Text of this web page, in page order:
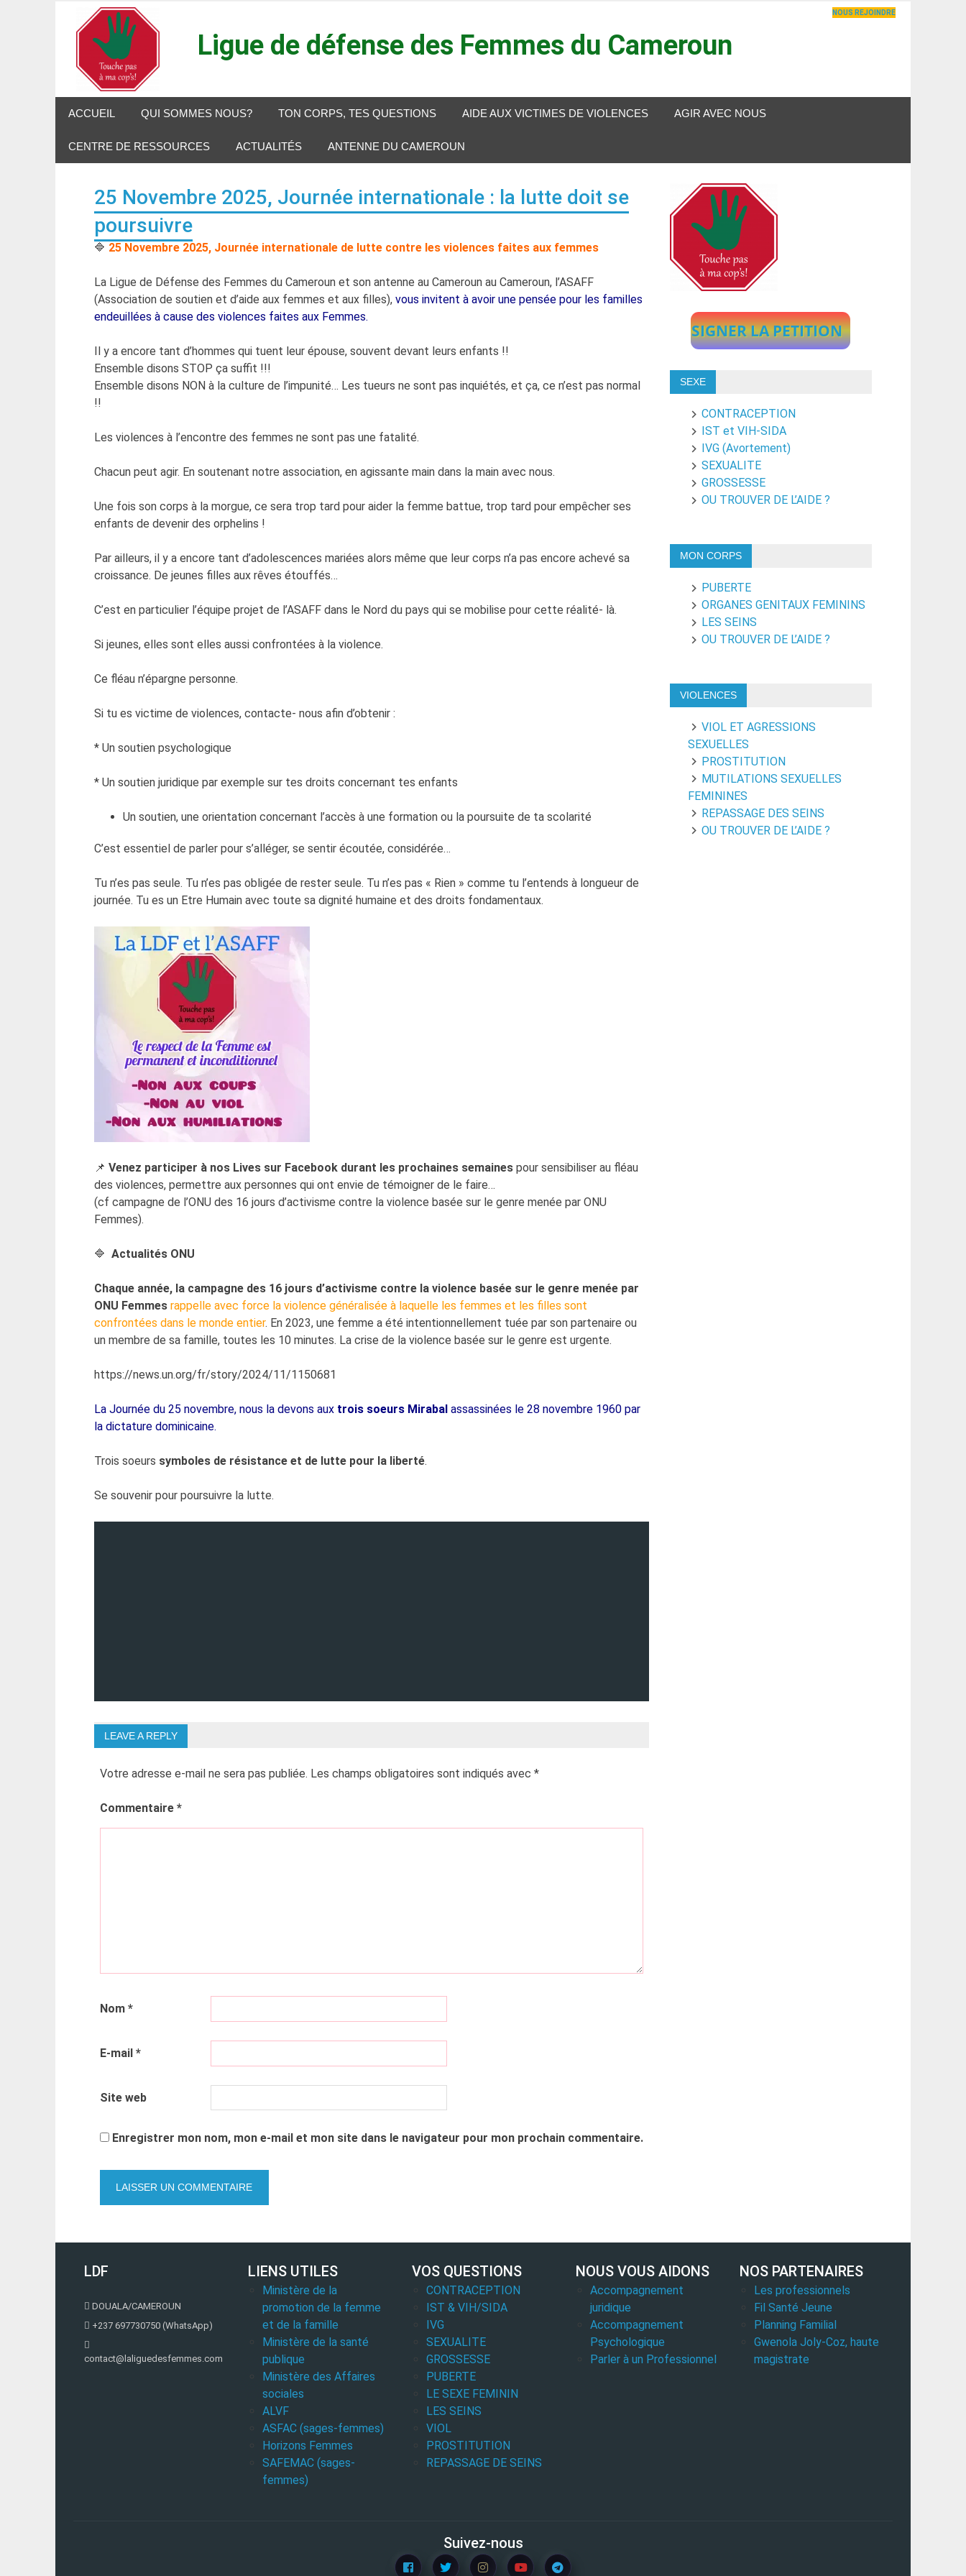
content
Ligue de défense des Femmes du Cameroun
Stop aux Violences
NOUS REJOINDRE
ACCUEIL QUI SOMMES NOUS? TON CORPS, TES QUESTIONS AIDE AUX VICTIMES DE VIOLENCES AGIR AVEC NOUS
CENTRE DE RESSOURCES ACTUALITÉS ANTENNE DU CAMEROUN
25 Novembre 2025, Journée internationale : la lutte doit se
poursuivre
🔷 25 Novembre 2025, Journée internationale de lutte contre les violences faites aux femmes
La Ligue de Défense des Femmes du Cameroun et son antenne au Cameroun au Cameroun, l’ASAFF
(Association de soutien et d’aide aux femmes et aux filles), vous invitent à avoir une pensée pour les familles
endeuillées à cause des violences faites aux Femmes.
Il y a encore tant d’hommes qui tuent leur épouse, souvent devant leurs enfants !!
Ensemble disons STOP ça suffit !!!
Ensemble disons NON à la culture de l’impunité… Les tueurs ne sont pas inquiétés, et ça, ce n’est pas normal
!!
Les violences à l’encontre des femmes ne sont pas une fatalité.
Chacun peut agir. En soutenant notre association, en agissante main dans la main avec nous.
Une fois son corps à la morgue, ce sera trop tard pour aider la femme battue, trop tard pour empêcher ses
enfants de devenir des orphelins !
Par ailleurs, il y a encore tant d’adolescences mariées alors même que leur corps n’a pas encore achevé sa
croissance. De jeunes filles aux rêves étouffés…
C’est en particulier l’équipe projet de l’ASAFF dans le Nord du pays qui se mobilise pour cette réalité- là.
Si jeunes, elles sont elles aussi confrontées à la violence.
Ce fléau n’épargne personne.
Si tu es victime de violences, contacte- nous afin d’obtenir :
* Un soutien psychologique
* Un soutien juridique par exemple sur tes droits concernant tes enfants
Un soutien, une orientation concernant l’accès à une formation ou la poursuite de ta scolarité
C’est essentiel de parler pour s’alléger, se sentir écoutée, considérée…
Tu n’es pas seule. Tu n’es pas obligée de rester seule. Tu n’es pas « Rien » comme tu l’entends à longueur de
journée. Tu es un Etre Humain avec toute sa dignité humaine et des droits fondamentaux.
📌 Venez participer à nos Lives sur Facebook durant les prochaines semainespour sensibiliser au fléau
des violences, permettre aux personnes qui ont envie de témoigner de le faire…
(cf campagne de l’ONU des 16 jours d’activisme contre la violence basée sur le genre menée par ONU
Femmes).
🔷 Actualités ONU
Chaque année, la campagne des 16 jours d’activisme contre la violence basée sur le genre menée par
ONU Femmesrappelle avec force la violence généralisée à laquelle les femmes et les filles sont
confrontées dans le monde entier. En 2023, une femme a été intentionnellement tuée par son partenaire ou
un membre de sa famille, toutes les 10 minutes. La crise de la violence basée sur le genre est urgente.
https://news.un.org/fr/story/2024/11/1150681
La Journée du 25 novembre, nous la devons aux trois soeurs Mirabal assassinées le 28 novembre 1960 par
la dictature dominicaine.
Trois soeurs symboles de résistance et de lutte pour la liberté.
Se souvenir pour poursuivre la lutte.
LEAVE A REPLY
Votre adresse e-mail ne sera pas publiée. Les champs obligatoires sont indiqués avec *
Commentaire *
Nom *
E-mail *
Site web
Enregistrer mon nom, mon e-mail et mon site dans le navigateur pour mon prochain commentaire.
SIGNER LA PETITION
SEXE
CONTRACEPTION
IST et VIH-SIDA
IVG (Avortement)
SEXUALITE
GROSSESSE
OU TROUVER DE L’AIDE ?
MON CORPS
PUBERTE
ORGANES GENITAUX FEMININS
LES SEINS
OU TROUVER DE L’AIDE ?
VIOLENCES
VIOL ET AGRESSIONS
SEXUELLES
PROSTITUTION
MUTILATIONS SEXUELLES
FEMININES
REPASSAGE DES SEINS
OU TROUVER DE L’AIDE ?
LDF
DOUALA/CAMEROUN
+237 697730750 (WhatsApp)
contact@laliguedesfemmes.com
LIENS UTILES
Ministère de la
promotion de la femme
et de la famille
Ministère de la santé
publique
Ministère des Affaires
sociales
ALVF
ASFAC (sages-femmes)
Horizons Femmes
SAFEMAC (sages-
femmes)
VOS QUESTIONS
CONTRACEPTION
IST & VIH/SIDA
IVG
SEXUALITE
GROSSESSE
PUBERTE
LE SEXE FEMININ
LES SEINS
VIOL
PROSTITUTION
REPASSAGE DE SEINS
NOUS VOUS AIDONS
Accompagnement
juridique
Accompagnement
Psychologique
Parler à un Professionnel
NOS PARTENAIRES
Les professionnels
Fil Santé Jeune
Planning Familial
Gwenola Joly-Coz, haute
magistrate
Suivez-nous